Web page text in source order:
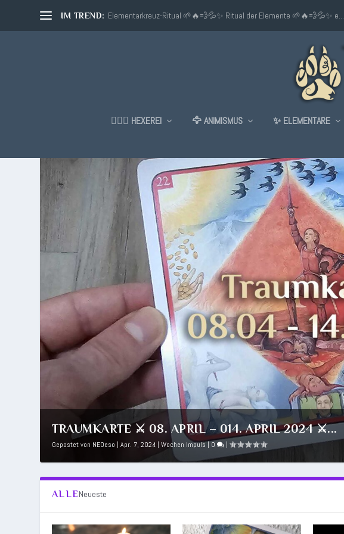
IM TREND: Elementarkreuz-Ritual 🌱🔥💨💦✨ Ritual der Elemente 🌱🔥💨💦✨ e...
🧙🏼‍♂️ HEXEREI 🦅 ANIMISMUS ✨ ELEMENTARE
TRAUMKARTE ⚔️ 08. APRIL – 014. APRIL 2024 ⚔️...
Gepostet von NEOeso |Apr. 7, 2024 |Wochen Impuls|0 |
ALLENeueste